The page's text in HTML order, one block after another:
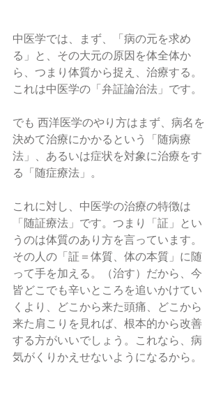
中医学では、まず、「病の元を求め
る」と、その大元の原因を体全体か
ら、つまり体質から捉え、治療する。
これは中医学の「弁証論治法」です。
でも 西洋医学のやり方はまず、病名を
決めて治療にかかるという「随病療
法」、あるいは症状を対象に治療をす
る「随症療法」。
これに対し、中医学の治療の特徴は
「随証療法」です。つまり「証」とい
うのは体質のあり方を言っています。
その人の「証＝体質、体の本質」に随
って手を加える。（治す）だから、今
皆どこでも辛いところを追いかけてい
くより、どこから来た頭痛、どこから
来た肩こりを見れば、根本的から改善
する方がいいでしょう。これなら、病
気がくりかえせないようになるから。